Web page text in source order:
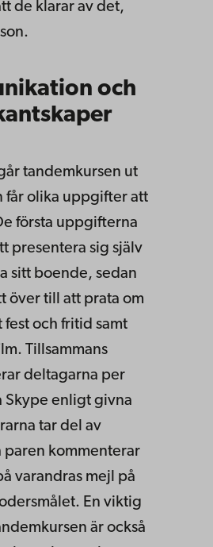
de klarar av det,
och
tandemkursen ut
får olika uppgifter att
första uppgifterna
presentera sig själv
sitt boende, sedan
över till att prata om
fest och fritid samt
Tillsammans
deltagarna per
Skype enligt givna
tar del av
paren kommenterar
varandras mejl på
En viktig
är också